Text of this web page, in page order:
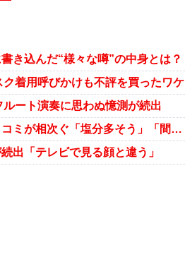
き込んだ“様々な噂”の中身とは？
着用呼びかけも不評を買ったワケ
ート演奏に思わぬ憶測が続出
工藤静香、“手作りひじき梅”レシピ公開もツッコミが相次ぐ「塩分多そう」「間違いなく味濃い」
出「テレビで見る顔と違う」